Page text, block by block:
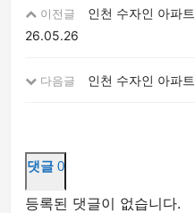
이전글
인천 수자인 아파
26.05.26
다음글 인천 수자인 아파
댓글 0
등록된 댓글이 없습니다.